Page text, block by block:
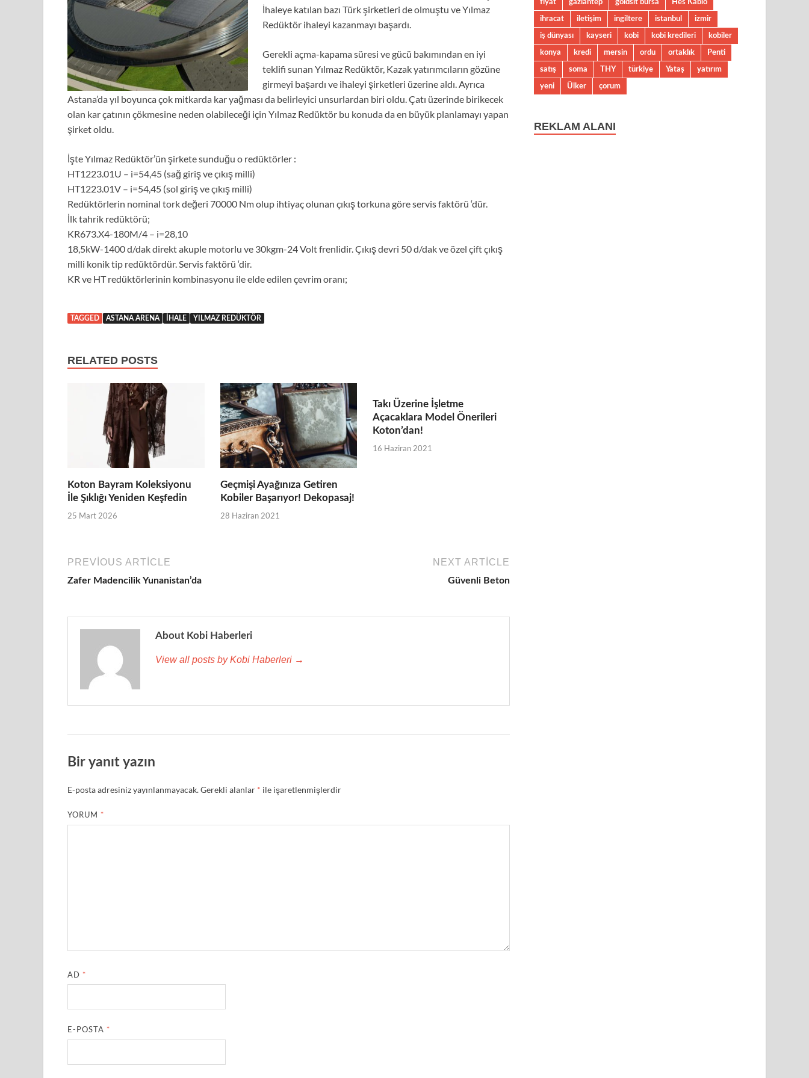
İhaleye katılan bazı Türk şirketleri de olmuştu ve Yılmaz
Redüktör ihaleyi kazanmayı başardı.
Gerekli açma-kapama süresi ve gücü bakımından en iyi
teklifi sunan Yılmaz Redüktör, Kazak yatırımcıların gözüne
girmeyi başardı ve ihaleyi şirketleri üzerine aldı. Ayrıca
Astana’da yıl boyunca çok mitkarda kar yağması da belirleyici unsurlardan biri oldu. Çatı üzerinde birikecek
olan kar çatının çökmesine neden olabileceği için Yılmaz Redüktör bu konuda da en büyük planlamayı yapan
şirket oldu.
İşte Yılmaz Redüktör’ün şirkete sunduğu o redüktörler :
HT1223.01U – i=54,45 (sağ giriş ve çıkış milli)
HT1223.01V – i=54,45 (sol giriş ve çıkış milli)
Redüktörlerin nominal tork değeri 70000 Nm olup ihtiyaç olunan çıkış torkuna göre servis faktörü ‘dür.
İlk tahrik redüktörü;
KR673.X4-180M/4 – i=28,10
18,5kW-1400 d/dak direkt akuple motorlu ve 30kgm-24 Volt frenlidir. Çıkış devri 50 d/dak ve özel çift çıkış
milli konik tip redüktördür. Servis faktörü ‘dir.
KR ve HT redüktörlerinin kombinasyonu ile elde edilen çevrim oranı;
TAGGED ASTANA ARENA IHALE YILMAZ REDÜKTÖR
RELATED POSTS
Koton Bayram Koleksiyonu
İle Şıklığı Yeniden Keşfedin
25 Mart 2026
Geçmişi Ayağınıza Getiren
Kobiler Başarıyor! Dekopasaj!
28 Haziran 2021
Takı Üzerine İşletme
Açacaklara Model Önerileri
Koton’dan!
16 Haziran 2021
PREVIOUS ARTICLE
Zafer Madencilik Yunanistan’da
NEXT ARTICLE
Güvenli Beton
About Kobi Haberleri
View all posts by Kobi Haberleri →
Bir yanıt yazın
E-posta adresiniz yayınlanmayacak.Gerekli alanlar * ile işaretlenmişlerdir
YORUM *
AD *
E-POSTA *
fiyat
gaziantep goldsit bursa
Hes Kablo
ihracat
iletişim ingiltere istanbul
izmir
iş dünyası
kayseri kobi kobi kredileri
kobiler
konya
kredi mersin ordu ortaklık
Penti
satış
soma THY türkiye Yataş
yatırım
yeni
Ülker çorum
REKLAM ALANI